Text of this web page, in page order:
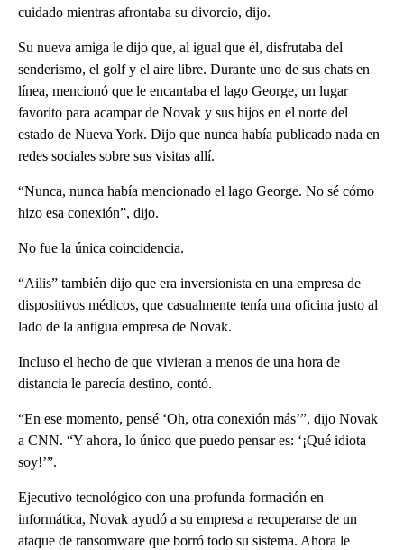
cuidado mientras afrontaba su divorcio, dijo.
Su nueva amiga le dijo que, al igual que él, disfrutaba del
senderismo, el golf y el aire libre. Durante uno de sus chats en
línea, mencionó que le encantaba el lago George, un lugar
favorito para acampar de Novak y sus hijos en el norte del
estado de Nueva York. Dijo que nunca había publicado nada en
redes sociales sobre sus visitas allí.
“Nunca, nunca había mencionado el lago George. No sé cómo
hizo esa conexión”, dijo.
No fue la única coincidencia.
“Ailis” también dijo que era inversionista en una empresa de
dispositivos médicos, que casualmente tenía una oficina justo al
lado de la antigua empresa de Novak.
Incluso el hecho de que vivieran a menos de una hora de
distancia le parecía destino, contó.
“En ese momento, pensé ‘Oh, otra conexión más’”, dijo Novak
a CNN. “Y ahora, lo único que puedo pensar es: ‘¡Qué idiota
soy!’”.
Ejecutivo tecnológico con una profunda formación en
informática, Novak ayudó a su empresa a recuperarse de un
ataque de ransomware que borró todo su sistema. Ahora le